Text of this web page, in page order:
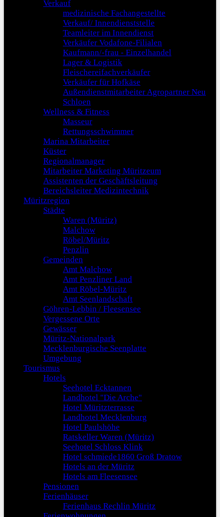
Verkauf
medizinische Fachangestellte
Verkauf/ Innendienststelle
Teamleiter im Innendienst
Verkäufer Vodafone-Filialen
Kaufmann/-frau - Einzelhandel
Lager & Logistik
Fleischereifachverkäufer
Verkäufer für Hofkäse
Außendienstmitarbeiter Agropartner Neu
Schloen
Wellness & Fitness
Masseur
Rettungsschwimmer
Marina Mitarbeiter
Küster
Regionalmanager
Mitarbeiter Marketing Müritzeum
Assistenten der Geschäftsleitung
Bereichsleiter Medizintechnik
Müritzregion
Städte
Waren (Müritz)
Malchow
Röbel/Müritz
Penzlin
Gemeinden
Amt Malchow
Amt Penzliner Land
Amt Röbel-Müritz
Amt Seenlandschaft
Göhren-Lebbin / Fleesensee
Vergessene Orte
Gewässer
Müritz-Nationalpark
Mecklenburgische Seenplatte
Umgebung
Tourismus
Hotels
Seehotel Ecktannen
Landhotel "Die Arche"
Hotel Müritzterrasse
Landhotel Mecklenburg
Hotel Paulshöhe
Ratskeller Waren (Müritz)
Seehotel Schloss Klink
Hotel schmiede1860 Groß Dratow
Hotels an der Müritz
Hotels am Fleesensee
Pensionen
Ferienhäuser
Ferienhaus Rechlin Müritz